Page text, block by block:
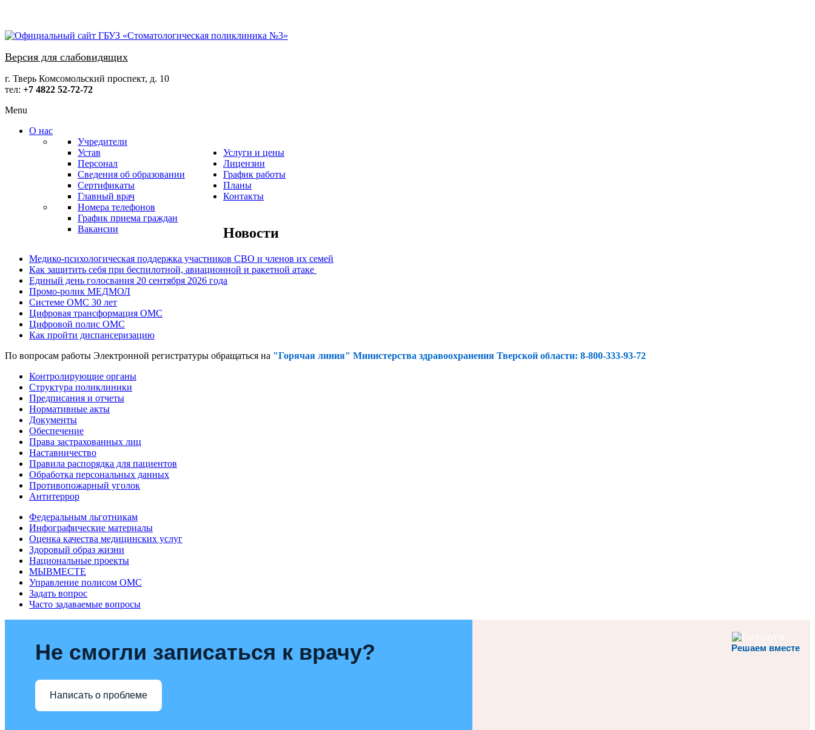
Версия для слабовидящих
г. Тверь Комсомольский проспект, д. 10
тел: +7 4822 52-72-72
Menu
О нас
Учредители
Устав
Персонал
Сведения об образовании
Сертификаты
Главный врач
Услуги и цены
Лицензии
График работы
Планы
Контакты
Номера телефонов
График приема граждан
Вакансии
Новости
Медико-психологическая поддержка участников СВО и членов их семей
Как защитить себя при беспилотной, авиационной и ракетной атаке
Единый день голосвания 20 сентября 2026 года
Промо-ролик МЕДМОЛ
Системе ОМС 30 лет
Цифровая трансформация ОМС
Цифровой полис ОМС
Как пройти диспансеризацию
По вопросам работы Электронной регистратуры обращаться на "Горячая линия" Министерства здравоохранения Тверской области: 8-800-333-93-72
Контролирующие органы
Cтруктура поликлиники
Предписания и отчеты
Нормативные акты
Документы
Обеспечение
Права застрахованных лиц
Наставничество
Правила распорядка для пациентов
Обработка персональных данных
Противопожарный уголок
Антитеррор
Федеральным льготникам
Инфографические материалы
Оценка качества медицинских услуг
Здоровый образ жизни
Национальные проекты
МЫВМЕСТЕ
Управление полисом ОМС
Задать вопрос
Часто задаваемые вопросы
Решаем вместе
Не смогли записаться к врачу?
Написать о проблеме